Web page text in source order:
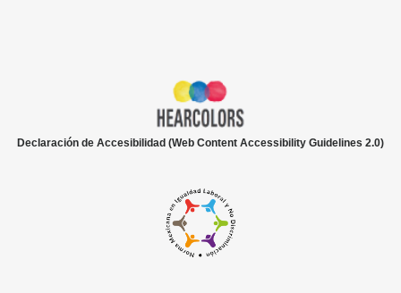
Declaración de Accesibilidad (Web Content Accessibility Guidelines 2.0)